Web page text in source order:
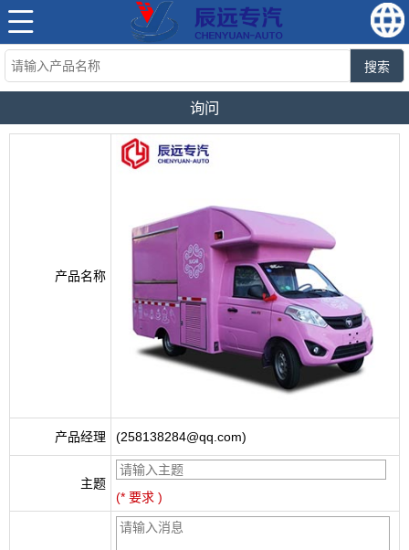
搜索
询问
产品名称
产品经理 (258138284@qq.com)
主题
(* 要求 )